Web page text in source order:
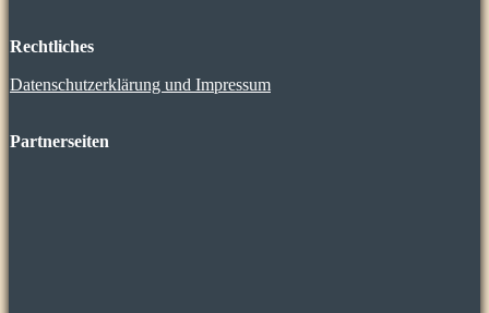
Rechtliches
Datenschutzerklärung und Impressum
Partnerseiten